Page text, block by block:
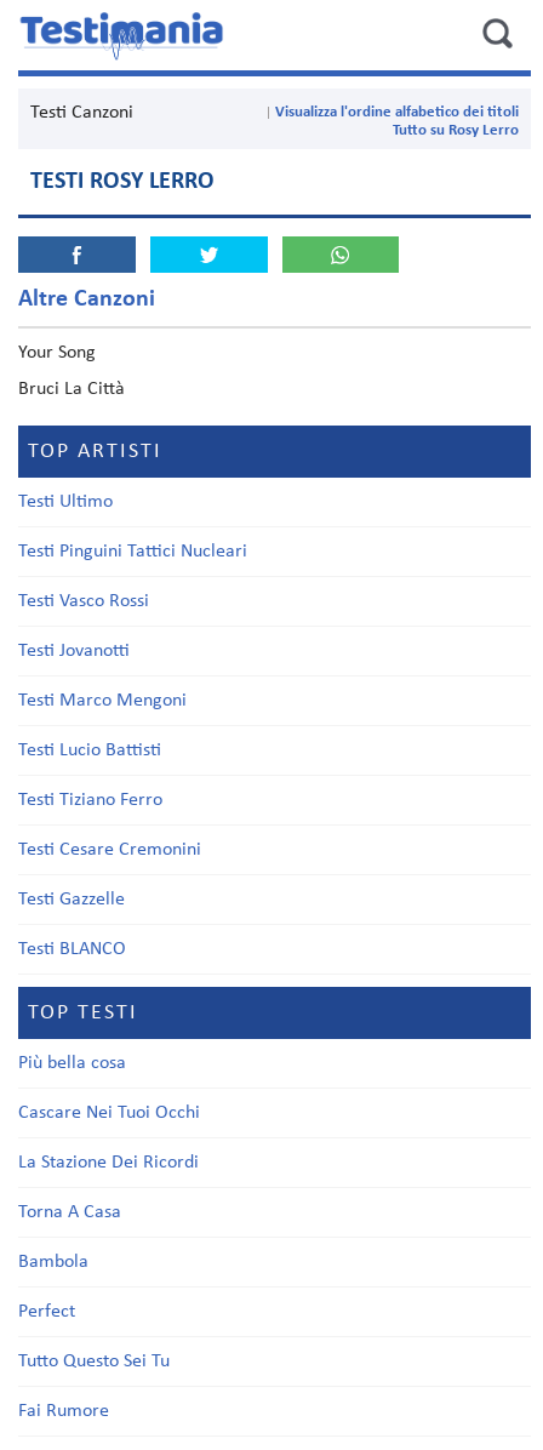
Testi Canzoni
Visualizza l'ordine alfabetico dei titoli
Tutto su Rosy Lerro
TESTI ROSY LERRO
Altre Canzoni
Your Song
Bruci La Città
TOP ARTISTI
Testi Ultimo
Testi Pinguini Tattici Nucleari
Testi Vasco Rossi
Testi Jovanotti
Testi Marco Mengoni
Testi Lucio Battisti
Testi Tiziano Ferro
Testi Cesare Cremonini
Testi Gazzelle
Testi BLANCO
TOP TESTI
Più bella cosa
Cascare Nei Tuoi Occhi
La Stazione Dei Ricordi
Torna A Casa
Bambola
Perfect
Tutto Questo Sei Tu
Fai Rumore